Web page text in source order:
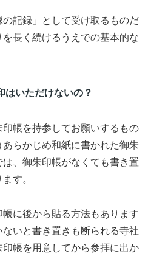
の記録」として受け取るものだ
長く続けるうえでの基本的な
はいただけないの？
帳を持参してお願いするもの
らかじめ和紙に書かれた御朱
、御朱印帳がなくても書き置
す。
に後から貼る方法もあります
いと書き置きも断られる寺社
帳を用意してから参拝に出か